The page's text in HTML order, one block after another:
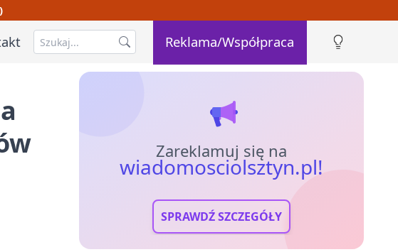
Reklama/Współpraca
Zareklamuj się na
wiadomosciolsztyn.pl!
SPRAWDŹ SZCZEGÓŁY